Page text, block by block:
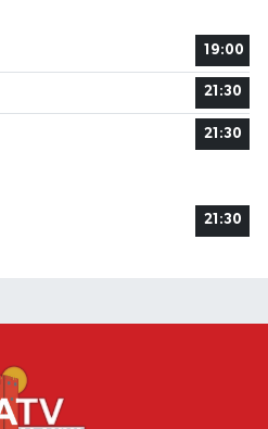
19:00
21:30
21:30
21:30